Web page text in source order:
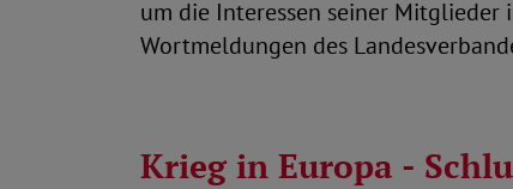
um die Interessen seiner Mitglieder
Wortmeldungen des
Krieg in Europa -